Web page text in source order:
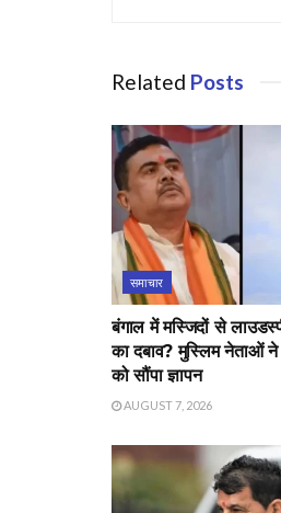
Related Posts
समाचार
बंगाल में मस्जिदों से
का दबाव? मुस्लिम नेताओं ने
को सौंपा ज्ञापन
AUGUST 7, 2026